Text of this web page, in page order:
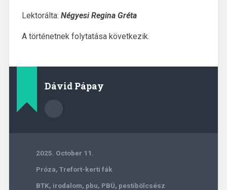
Lektorálta: Négyesi Regina Gréta
A történetnek folytatása következik.
Dávid Pápay
2025. October 11.
Próza, Trefort-kerti fák
BTK, irodalom, pbu, PBÚ, pestibölcsész